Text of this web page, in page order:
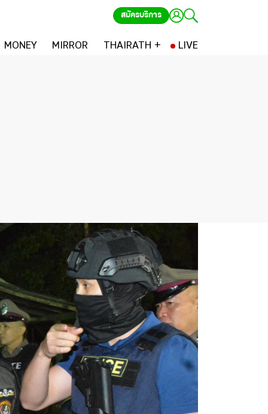
สมัครบริการ
MONEY MIRROR THAIRATH + LIVE